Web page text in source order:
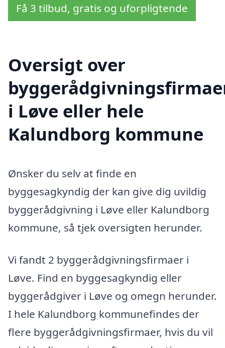
Få 3 tilbud, gratis og uforpligtende
Oversigt over
i Løve eller hele
Kalundborg kommune
Ønsker du selv at finde en
byggesagkyndig der kan give dig uvildig
byggerådgivning i Løve eller Kalundborg
kommune, så tjek oversigten herunder.
Vi fandt 2 byggerådgivningsfirmaer i
Løve. Find en byggesagkyndig eller
byggerådgiver i Løve og omegn herunder.
I hele Kalundborg kommunefindes der
flere byggerådgivningsfirmaer, hvis du vil